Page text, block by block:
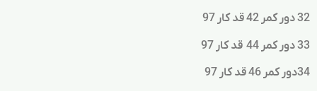
32 دور کمر 42 قد کار 97
33 دور کمر 44 قد کار 97
34دور کمر 46 قد کار 97